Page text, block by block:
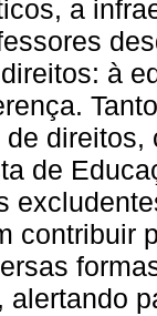
a
à
de
contribuir
alertando